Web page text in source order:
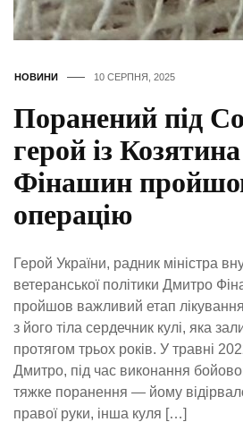
НОВИНИ 10 СЕРПНЯ, 2025
Поранений під
герой із
Фінашин
операцію
Герой України, радник міністра
ветеранської політики Дмитро
пройшов важливий етап
з його тіла сердечник кулі, яка
протягом трьох років. У травні
Дмитро, під час виконання
тяжке поранення — йому
правої руки, інша куля […]